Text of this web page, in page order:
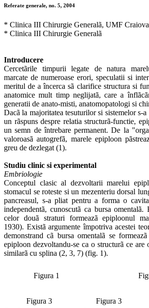
Referate generale, no. 5, 2004
* Clinica III Chirurgie Generalã, UMF Craiova
* Clinica III Chirurgie Generalã
Introducere
Cercetãrile timpurii legate de natura
marcate de numeroase erori, speculatii si
meritul de a încerca sã clarifice structura si
anatomice mult timp neglijatã, care a
generatii de anato-misti, anatomopatologi si
Dacã la majoritatea tesuturilor si sistemelor s-
un rãspuns despre relatia structurã-functie,
un semn de întrebare permanent. De la
valoroasã autogrefã, marele epiploon
greu de dezlegat (1).
Studiu clinic si experimental
Embriologie
Conceptul clasic al dezvoltarii marelui
stomacul se roteste si un mezenteriu dorsal
pancreasul, s-a pliat pentru a forma o
independentã, cunoscutã ca bursa omentalã.
celor douã straturi formeazã epiploonul
1930). Existã argumente împotriva acestei
demonstrand cã bursa omentalã se
epiploon dezvoltandu-se ca o structurã ce are
similarã cu splina (2, 3, 7) (fig. 1).
Figura 1
Figura 3 Figura 3